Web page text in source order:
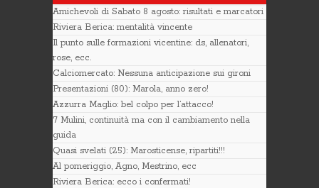
Amichevoli di Sabato 8 agosto: risultati e marcatori
Riviera Berica: mentalità vincente
Il punto sulle formazioni vicentine: ds, allenatori,
rose, ecc.
Calciomercato: Nessuna anticipazione sui gironi
Presentazioni (80): Marola, anno zero!
Azzurra Maglio: bel colpo per l’attacco!
7 Mulini, continuità ma con il cambiamento nella
guida
Quasi svelati (25): Marosticense, ripartiti!!!
Al pomeriggio, Agno, Mestrino, ecc
Riviera Berica: ecco i confermati!